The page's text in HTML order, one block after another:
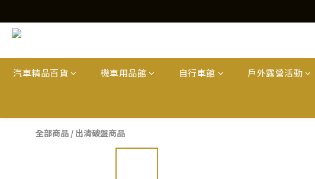
汽車精品百貨 機車用品館 自行車館 戶外露營活動
全部商品 / 出清破盤商品